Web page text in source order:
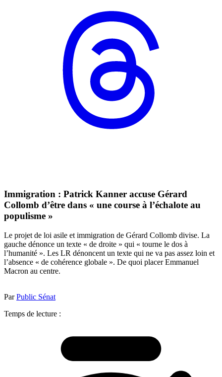
Immigration : Patrick Kanner accuse Gérard
Collomb d’être dans « une course à l’échalote au
populisme »
Le projet de loi asile et immigration de Gérard Collomb divise. La
gauche dénonce un texte « de droite » qui « tourne le dos à
l’humanité ». Les LR dénoncent un texte qui ne va pas assez loin et
l’absence « de cohérence globale ». De quoi placer Emmanuel
Macron au centre.
ParPublic Sénat
Temps de lecture :